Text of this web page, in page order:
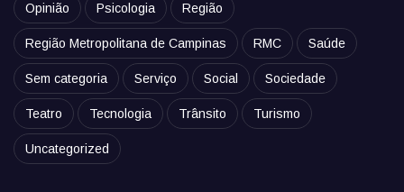
Opinião Psicologia Região
Região Metropolitana de Campinas RMC Saúde
Sem categoria Serviço Social Sociedade
Teatro Tecnologia Trânsito Turismo
Uncategorized